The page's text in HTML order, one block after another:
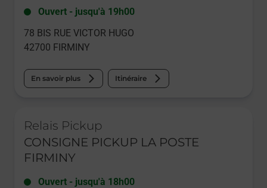
Ouvert - jusqu'à 19h00
78 BIS RUE VICTOR HUGO
42700 FIRMINY
En savoir plus Itinéraire
Relais Pickup
CONSIGNE PICKUP LA POSTE
FIRMINY
Ouvert - jusqu'à 18h00